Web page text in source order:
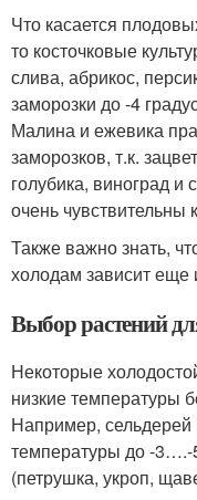
Что касается
то косточковые
слива, абрикос,
заморозки до -4
Малина и ежевика
заморозков, т.к.
голубика, виноград и
очень чувствительны
Также важно знать,
холодам зависит еще
Выбор растений
Некоторые
низкие температуры
Например,
температуры до -3….-
(петрушка, укроп,